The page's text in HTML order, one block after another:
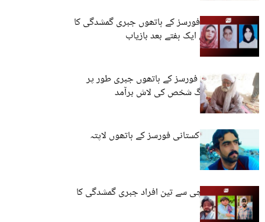
کوئٹہ: پاکستانی فورسز کے ہاتھوں جبری گمشدگی کا
شکار تین خواتین ایک ہفتے بعد بازیاب
لسبیلہ: پاکستانی فورسز کے ہاتھوں جبری طور پر
لاپتا کیے گئے بزرگ شخص کی لاش برآمد
کوئٹہ: نوجوان پاکستانی فورسز کے ہاتھوں لاپتہ
مستونگ اور کراچی سے تین افراد جبری گمشدگی کا
شکار